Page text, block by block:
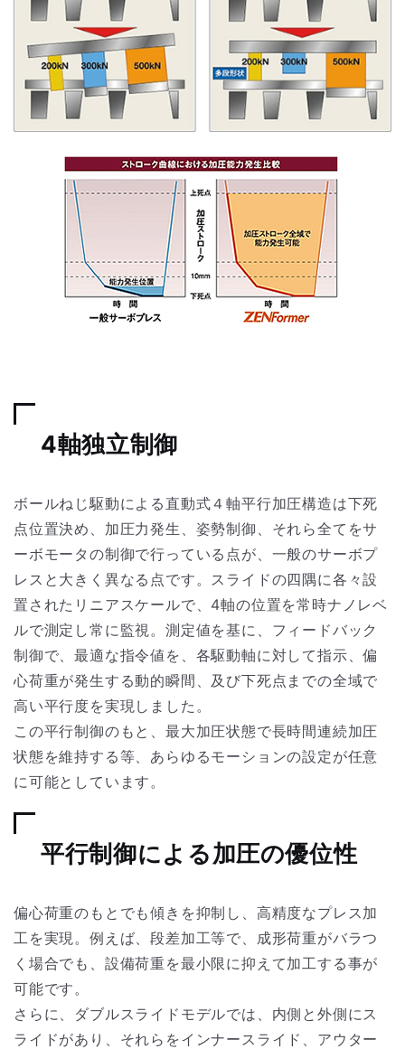
4軸独立制御
ボールねじ駆動による直動式４軸平行加圧構造は下死
点位置決め、加圧力発生、姿勢制御、それら全てをサ
ーボモータの制御で行っている点が、一般のサーボプ
レスと大きく異なる点です。スライドの四隅に各々設
置されたリニアスケールで、4軸の位置を常時ナノレベ
ルで測定し常に監視。測定値を基に、フィードバック
制御で、最適な指令値を、各駆動軸に対して指示、偏
心荷重が発生する動的瞬間、及び下死点までの全域で
高い平行度を実現しました。
この平行制御のもと、最大加圧状態で長時間連続加圧
状態を維持する等、あらゆるモーションの設定が任意
に可能としています。
平行制御による加圧の優位性
偏心荷重のもとでも傾きを抑制し、高精度なプレス加
工を実現。例えば、段差加工等で、成形荷重がバラつ
く場合でも、設備荷重を最小限に抑えて加工する事が
可能です。
さらに、ダブルスライドモデルでは、内側と外側にス
ライドがあり、それらをインナースライド、アウター